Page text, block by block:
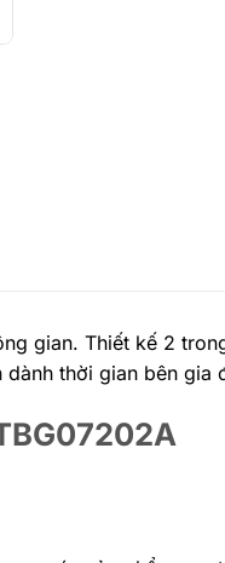
gian. Thiết kế 2
thời gian bên gia